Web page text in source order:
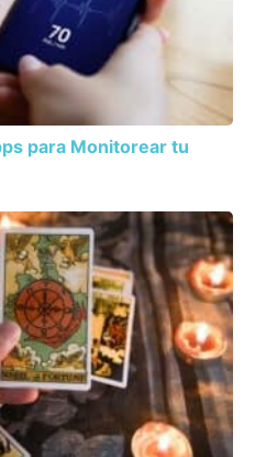
para Monitorear tu